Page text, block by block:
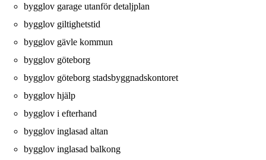
bygglov garage utanför detaljplan
bygglov giltighetstid
bygglov gävle kommun
bygglov göteborg
bygglov göteborg stadsbyggnadskontoret
bygglov hjälp
bygglov i efterhand
bygglov inglasad altan
bygglov inglasad balkong